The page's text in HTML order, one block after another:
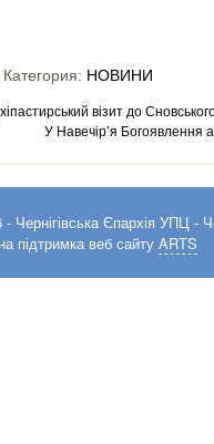
Категория: НОВИНИ
візит до
У Навечір’я Богоявлення
- Чернігівська Єпархія УПЦ -
підтримка веб сайту ARTS